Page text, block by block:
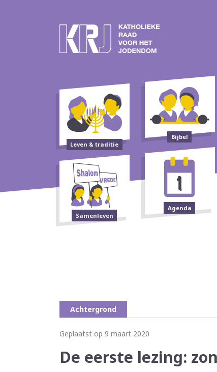
Leven & traditie
Bijbel
Samenleven
Agenda
Achtergrond
Geplaatst op 9 maart 2020
De eerste lezing: